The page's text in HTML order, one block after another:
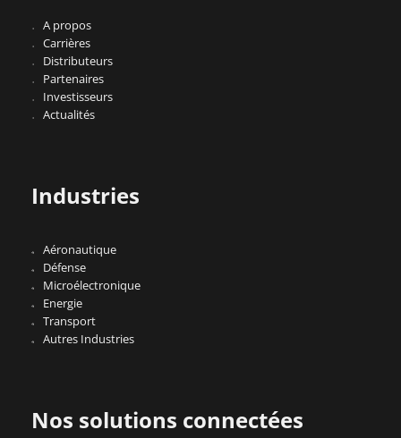
A propos
Carrières
Distributeurs
Partenaires
Investisseurs
Actualités
Industries
Aéronautique
Défense
Microélectronique
Energie
Transport
Autres Industries
Nos solutions connectées